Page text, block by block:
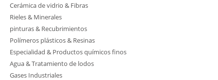
Cerámica de vidrio & Fibras
Rieles & Minerales
pinturas & Recubrimientos
Polímeros plásticos & Resinas
Especialidad & Productos químicos finos
Agua & Tratamiento de lodos
Gases Industriales